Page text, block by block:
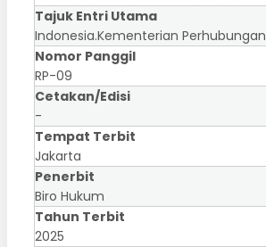
Tajuk Entri Utama
Indonesia.Kementerian Perhubungan
Nomor Panggil
RP-09
Cetakan/Edisi
-
Tempat Terbit
Jakarta
Penerbit
Biro Hukum
Tahun Terbit
2025